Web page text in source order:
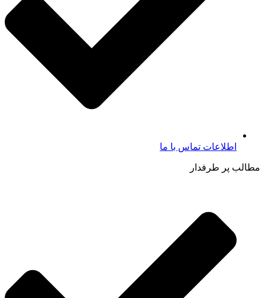
اطلاعات تماس با ما​
مطالب پر طرفدار